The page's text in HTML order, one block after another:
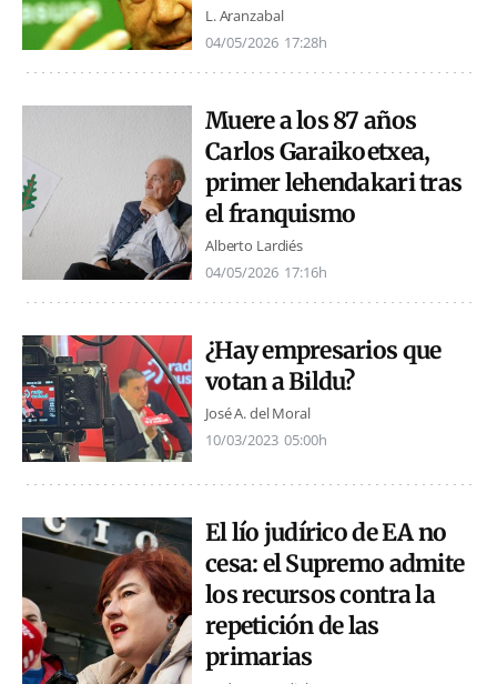
L. Aranzabal
04/05/2026 17:28h
Muere a los 87 años
Carlos Garaikoetxea,
primer lehendakari tras
el franquismo
Alberto Lardiés
04/05/2026 17:16h
¿Hay empresarios que
votan a Bildu?
José A. del Moral
10/03/2023 05:00h
El lío judírico de EA no
cesa: el Supremo admite
los recursos contra la
repetición de las
primarias